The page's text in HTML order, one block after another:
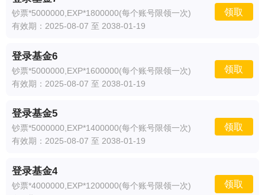
钞票*5000000,EXP*1800000(每个账号限领一次)
有效期：2025-08-07 至 2038-01-19
领取
登录基金6
钞票*5000000,EXP*1600000(每个账号限领一次)
有效期：2025-08-07 至 2038-01-19
领取
登录基金5
钞票*5000000,EXP*1400000(每个账号限领一次)
有效期：2025-08-07 至 2038-01-19
领取
登录基金4
钞票*4000000,EXP*1200000(每个账号限领一次)
领取